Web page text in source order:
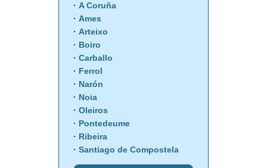
A Coruña
Ames
Arteixo
Boiro
Carballo
Ferrol
Narón
Noia
Oleiros
Pontedeume
Ribeira
Santiago de Compostela